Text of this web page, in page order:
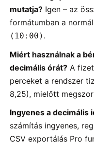
mutatja? Igen – az
formátumban a
(10:00) .
Miért használnak a
decimális órát? A
perceket a rendszer
8,25), mielőtt
Ingyenes a decimális
számítás ingyenes,
CSV exportálás Pro